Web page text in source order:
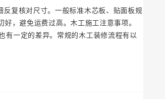
复核对尺寸。一般标准木芯板、贴面板规
，避免运费过高。木工施工注意事项。
有一定的差异。常规的木工装修流程有以